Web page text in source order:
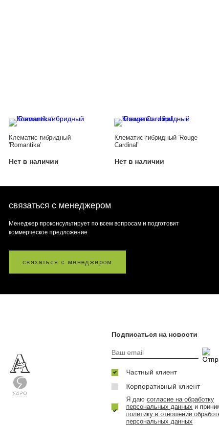
Клематис гибридный
'Romantika'
Нет в наличии
Клематис гибридный 'Rouge
Cardinal'
Нет в наличии
связаться с менеджером
Менеджер проконсультирует по всем вопросам и подготовит
коммерческое предложение
связаться с менеджером
Подписаться на новости
Частный клиент
Корпоративный клиент
Я даю согласие на обработку
персональных данных и
политику в отношении
персональных данных